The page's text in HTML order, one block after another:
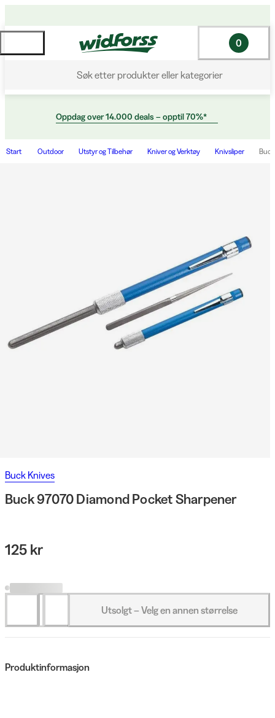
Søk etter produkter eller kategorier
0
Oppdag over 14.000 deals – opptil 70%*
Start Outdoor Utstyr og Tilbehør Kniver og Verktøy Knivsliper
Buck Knives
Buck 97070 Diamond Pocket Sharpener
125 kr
Utsolgt – Velg en annen størrelse
Produktinformasjon